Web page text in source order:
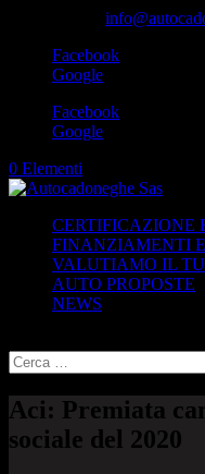
Facebook
Google
Facebook
Google
0 Elementi
CERTIFICAZIONE
FINANZIAMENTI
VALUTIAMO IL
AUTO PROPOSTE
NEWS
Aci: Premiata
sociale del 2020